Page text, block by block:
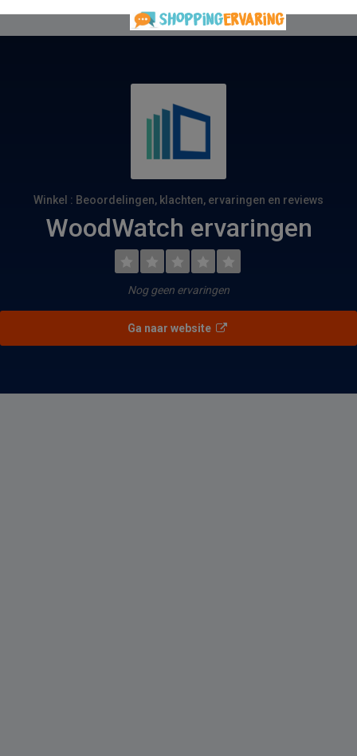
Winkel : Beoordelingen, klachten, ervaringen en reviews
WoodWatch ervaringen
Nog geen ervaringen
Ga naar website